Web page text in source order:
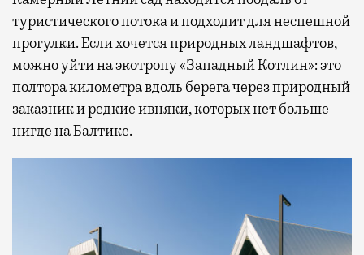
туристического потока и подходит для неспешной
прогулки. Если хочется природных ландшафтов,
можно уйти на экотропу «Западный Котлин»: это
полтора километра вдоль берега через природный
заказник и редкие ивняки, которых нет больше
нигде на Балтике.